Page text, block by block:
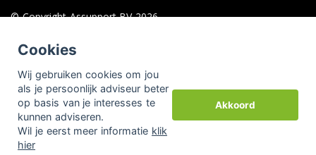
Cookies
Wij gebruiken cookies om jou
als je persoonlijk adviseur beter
op basis van je interesses te
kunnen adviseren.
Wil je eerst meer informatie klik
hier
Akkoord
© CopyrightAssupport BV2026
Sitemap
Disclaimer
Aangesloten bij:Adfiz, Erkend Financieel Adviseur